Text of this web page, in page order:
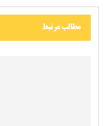
مطالب مرتبط